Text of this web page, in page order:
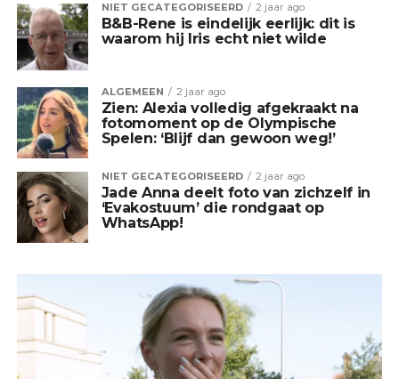
NIET GECATEGORISEERD 2 jaar ago
B&B-Rene is eindelijk eerlijk: dit is
waarom hij Iris echt niet wilde
ALGEMEEN 2 jaar ago
Zien: Alexia volledig afgekraakt na
fotomoment op de Olympische
Spelen: ‘Blijf dan gewoon weg!’
NIET GECATEGORISEERD 2 jaar ago
Jade Anna deelt foto van zichzelf in
‘Evakostuum’ die rondgaat op
WhatsApp!